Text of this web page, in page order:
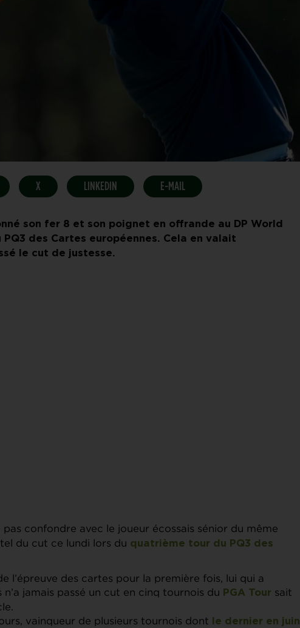
X LINKEDIN E-MAIL
son fer 8 et son poignet en offrande au DP World
des Cartes européennes. Cela en valait
le cut de justesse.
pas confondre avec le joueur écossais sénior du même
du cut ce lundi lors du quatrième tour du
PQ3 des
l’épreuve des cartes pour la première fois, lui qui a
n’a jamais passé un cut en cinq tournois du PGA Tour sait
vainqueur de plusieurs tournois dont
le dernier en juin